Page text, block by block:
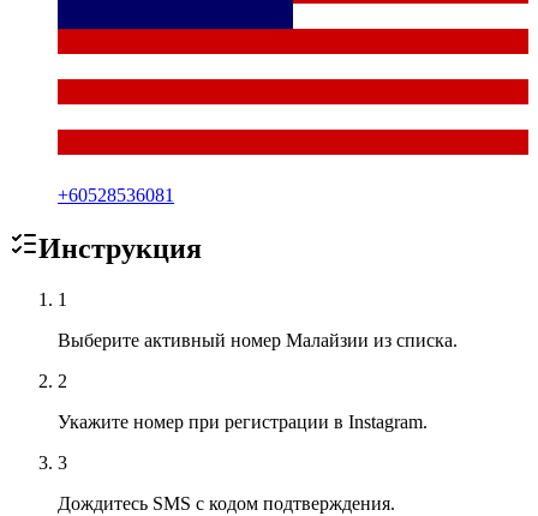
+60528536081
Инструкция
1
Выберите активный номер Малайзии из списка.
2
Укажите номер при регистрации в Instagram.
3
Дождитесь SMS с кодом подтверждения.